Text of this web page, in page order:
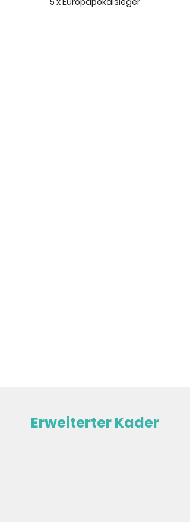
Erweiterter Kader